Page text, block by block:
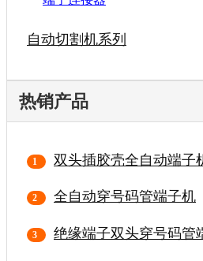
自动切割机系列
热销产品
双头插胶壳全自动端子
全自动穿号码管端子机
绝缘端子双头穿号码管